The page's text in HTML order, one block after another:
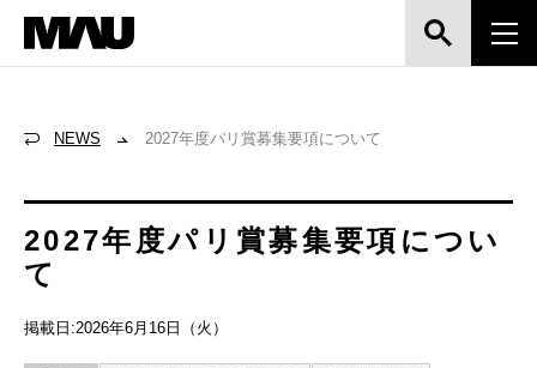
NEWS 2027年度パリ賞募集要項について
2027年度パリ賞募集要項につい
て
掲載日:2026年6月16日（火）